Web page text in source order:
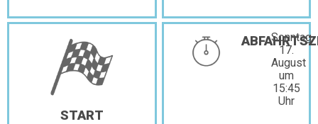
START
Sonntag,
17.
August
um
15:45
Uhr